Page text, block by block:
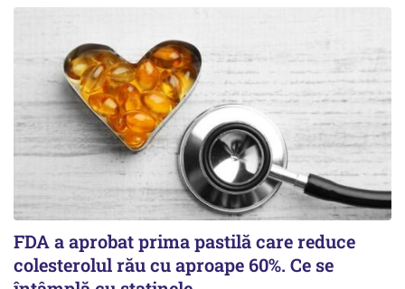
FDA a aprobat prima pastilă care reduce
colesterolul rău cu aproape 60%. Ce se